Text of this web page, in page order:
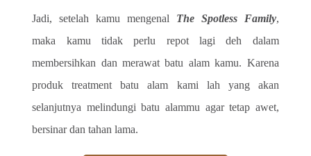
Jadi, setelah kamu mengenal The Spotless Family,
maka kamu tidak perlu repot lagi deh dalam
membersihkan dan merawat batu alam kamu. Karena
produk treatment batu alam kami lah yang akan
selanjutnya melindungi batu alammu agar tetap awet,
bersinar dan tahan lama.